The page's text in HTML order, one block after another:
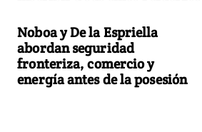
Noboa y De la Espriella
abordan seguridad
fronteriza, comercio y
energía antes de la posesión